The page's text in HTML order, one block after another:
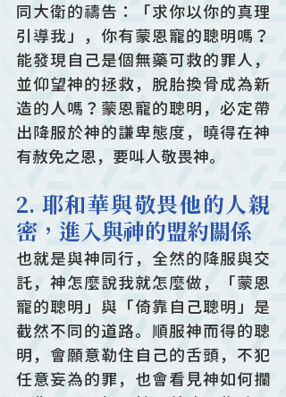
同大衛的禱告：「求你以你的真理
引導我」，你有蒙恩寵的聰明嗎？
能發現自己是個無藥可救的罪人，
並仰望神的拯救，脫胎換骨成為新
造的人嗎？蒙恩寵的聰明，必定帶
出降服於神的謙卑態度，曉得在神
有赦免之恩，要叫人敬畏神。
2. 耶和華與敬畏他的人親
密，進入與神的盟約關係
也就是與神同行，全然的降服與交
託，神怎麼說我就怎麼做，「蒙恩
寵的聰明」與「倚靠自己聰明」是
截然不同的道路。順服神而得的聰
明，會願意勒住自己的舌頭，不犯
任意妄為的罪，也會看見神如何攔